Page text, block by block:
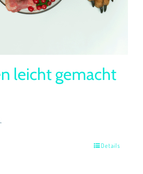
leicht gemacht
Details